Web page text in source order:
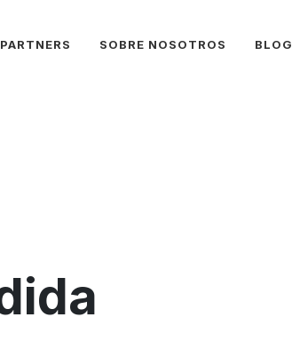
PARTNERS SOBRE NOSOTROS BLOG